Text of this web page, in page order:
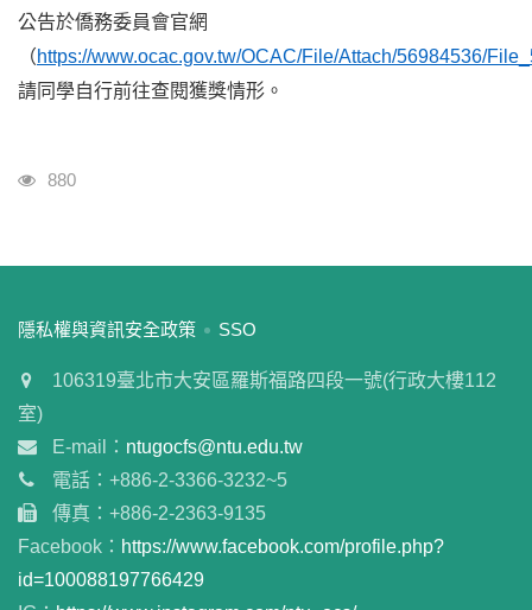
公告於僑務委員會官網
（https://www.ocac.gov.tw/OCAC/File/Attach/56984536/
請同學自行前往查閱獲獎情形。
瀏覽人次
880
:::
隱私權與資訊安全政策 SSO
106319臺北市大安區羅斯福路四段一號(行政大樓112
室)
E-mail： ntugocfs@ntu.edu.tw
電話：+886-2-3366-3232~5
傳真：+886-2-2363-9135
Facebook： https://www.facebook.com/profile.php?
id=100088197766429